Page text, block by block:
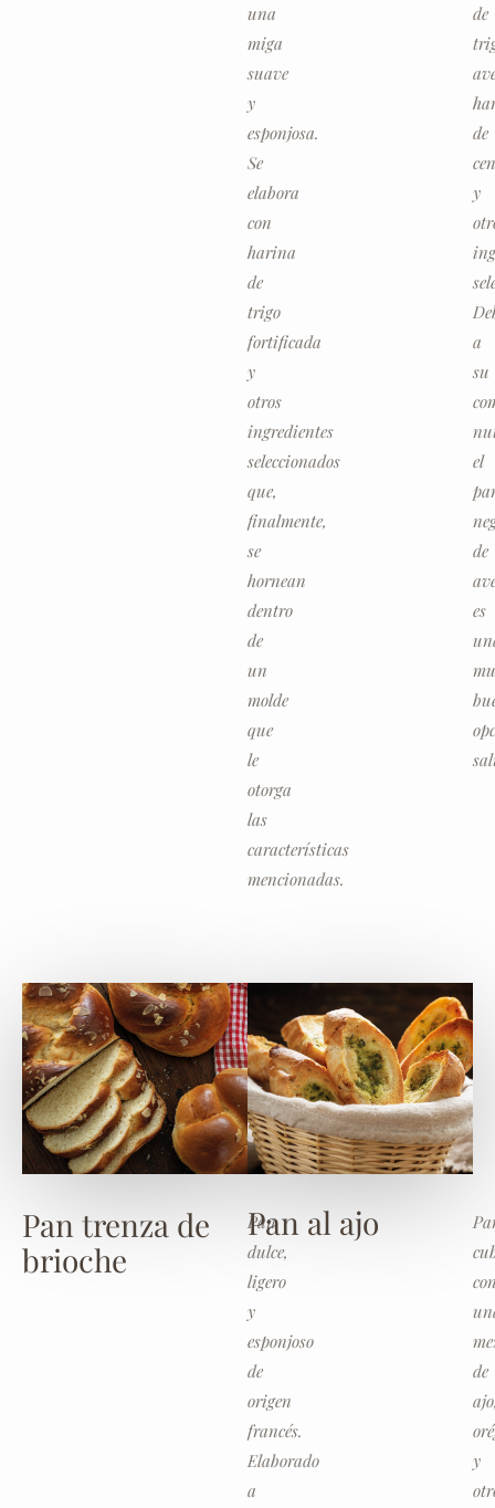
una
miga
suave
y
esponjosa.
Se
elabora
con
harina
de
trigo
fortificada
y
otros
ingredientes
seleccionados
que,
finalmente,
se
hornean
dentro
de
un
molde
que
le
otorga
las
características
mencionadas.
de
de
y
a
su
el
de
es
Pan trenza de
brioche
Pan
dulce,
ligero
y
esponjoso
de
origen
francés.
Elaborado
a
Pan al ajo
de
y